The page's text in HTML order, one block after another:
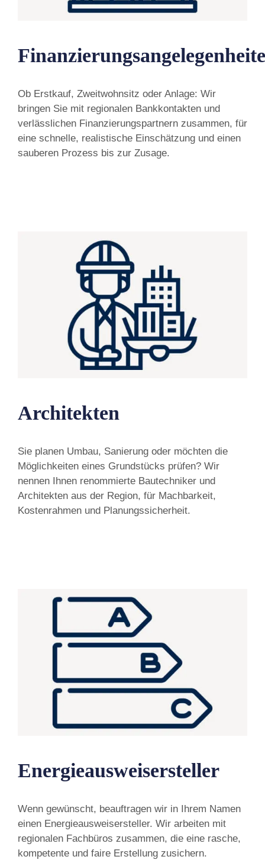
Ob Erstkauf, Zweitwohnsitz oder Anlage: Wir
bringen Sie mit regionalen Bankkontakten und
verlässlichen Finanzierungspartnern zusammen, für
eine schnelle, realistische Einschätzung und einen
sauberen Prozess bis zur Zusage.
Architekten
Sie planen Umbau, Sanierung oder möchten die
Möglichkeiten eines Grundstücks prüfen? Wir
nennen Ihnen renommierte Bautechniker und
Architekten aus der Region, für Machbarkeit,
Kostenrahmen und Planungssicherheit.
Energieausweisersteller
Wenn gewünscht, beauftragen wir in Ihrem Namen
einen Energieausweisersteller. Wir arbeiten mit
regionalen Fachbüros zusammen, die eine rasche,
kompetente und faire Erstellung zusichern.